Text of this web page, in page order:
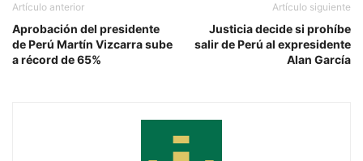
Artículo anterior
Aprobación del presidente
de Perú Martín Vizcarra sube
a récord de 65%
Artículo siguiente
Justicia decide si prohíbe
salir de Perú al expresidente
Alan García